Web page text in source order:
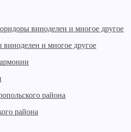
и многое другое
района